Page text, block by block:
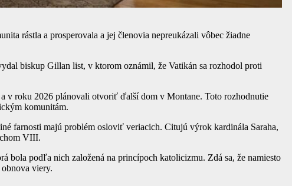
rástla a prosperovala a jej členovia nepreukázali vôbec žiadne
biskup Gillan list, v ktorom oznámil, že Vatikán sa rozhodol proti
v roku 2026 plánovali otvoriť ďalší dom v Montane. Toto rozhodnutie
komunitám.
farnosti majú problém osloviť veriacich. Citujú výrok kardinála Saraha,
VIII.
bola podľa nich založená na princípoch katolicizmu. Zdá sa, že namiesto
viery.